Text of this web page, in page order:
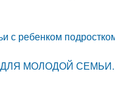
с ребенком
ДЛЯ МОЛОДОЙ